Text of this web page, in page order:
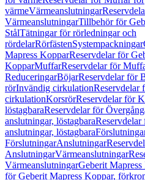
värmeVärmeanslutningar
VärmeanslutningarTillbehör för
StålTätningar för rörledningar och
rördelarRörfästenSystempackningar
Mapress KopparReservdelar för
KopparMuffarReservdelar för
ReduceringarBöjarReservdelar för
rörInvändig cirkulationReservdelar
cirkulationKorsrörReservdelar för
löstagbaraReservdelar för
anslutningar, löstagbaraReservdelar
anslutningar, löstagbara
FörslutningarAnslutningar
AnslutningarVärmeanslutningar
VärmeanslutningarGeberit
för Geberit Mapress Koppar,